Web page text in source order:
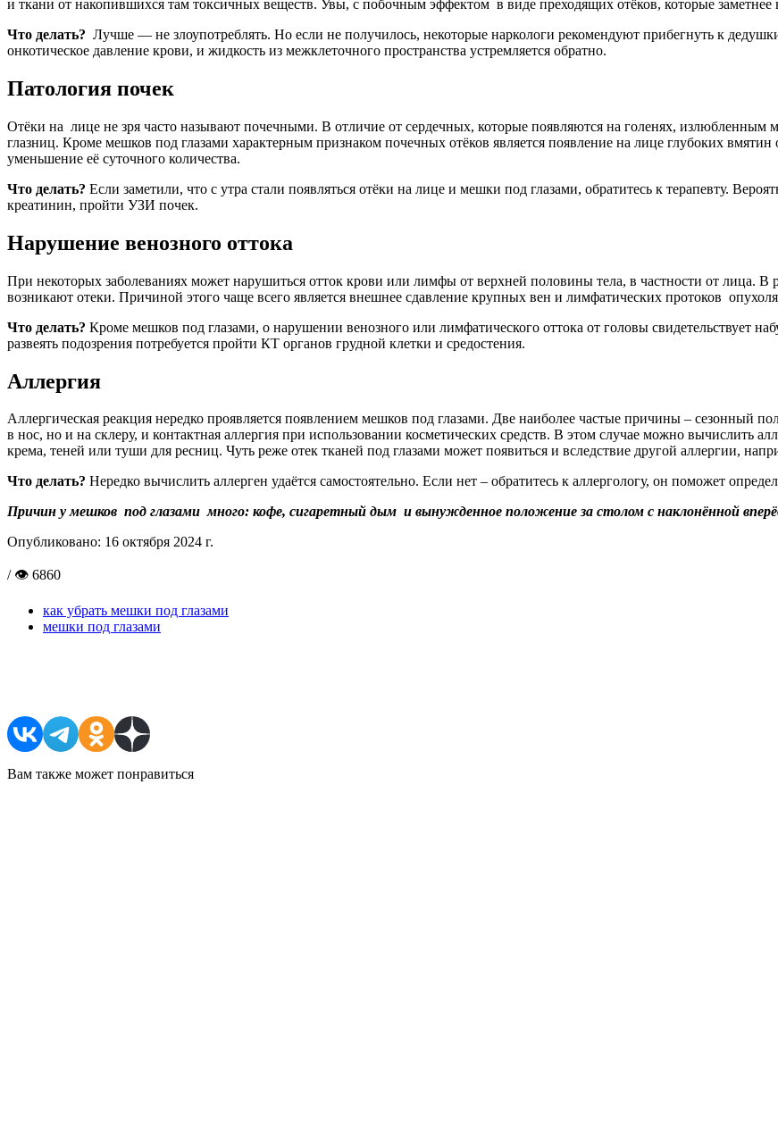
и ткани от накопившихся там токсичных веществ. Увы, с побочным эффектом в виде преходящих отёков, которые заметнее
Что делать? Лучше — не злоупотреблять. Но если не получилось, некоторые наркологи рекомендуют прибегнуть к
онкотическое давление крови, и жидкость из межклеточного пространства устремляется обратно.
Патология почек
Отёки на лице не зря часто называют почечными. В отличие от сердечных, которые появляются на голенях,
глазниц. Кроме мешков под глазами характерным признаком почечных отёков является появление на лице глубоких
уменьшение её суточного количества.
Что делать? Если заметили, что с утра стали появляться отёки на лице и мешки под глазами, обратитесь к терапевту.
креатинин, пройти УЗИ почек.
Нарушение венозного оттока
При некоторых заболеваниях может нарушиться отток крови или лимфы от верхней половины тела, в частности от лица. В
возникают отеки. Причиной этого чаще всего является внешнее сдавление крупных вен и лимфатических протоков
Что делать? Кроме мешков под глазами, о нарушении венозного или лимфатического оттока от головы свидетельствует
развеять подозрения потребуется пройти КТ органов грудной клетки и средостения.
Аллергия
Аллергическая реакция нередко проявляется появлением мешков под глазами. Две наиболее частые причины – сезонный
в нос, но и на склеру, и контактная аллергия при использовании косметических средств. В этом случае можно вычислить
крема, теней или туши для ресниц. Чуть реже отек тканей под глазами может появиться и вследствие другой аллергии,
Что делать? Нередко вычислить аллерген удаётся самостоятельно. Если нет – обратитесь к аллергологу, он поможет
Причин у мешков под глазами много: кофе, сигаретный дым и вынужденное положение за столом с наклонённой
Опубликовано: 16 октября 2024 г.
/ 👁 6860
как убрать мешки под глазами
мешки под глазами
Вам также может понравиться